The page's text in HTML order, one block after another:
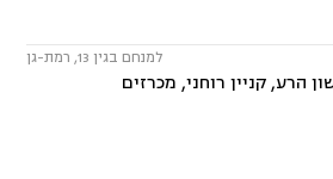
למנחם בגין 13, רמת-גן
הרע, קניין רוחני, מכרזים